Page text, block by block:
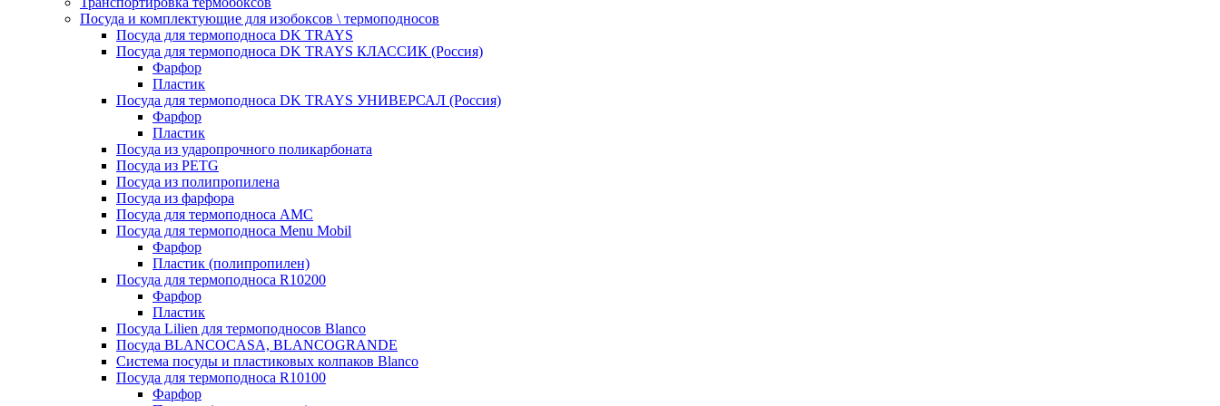
Посуда и комплектующие для изобоксов \ термоподносов
Посуда для термоподноса DK TRAYS
Посуда для термоподноса DK TRAYS КЛАССИК (Россия)
Фарфор
Пластик
Посуда для термоподноса DK TRAYS УНИВЕРСАЛ (Россия)
Фарфор
Пластик
Посуда из ударопрочного поликарбоната
Посуда из PETG
Посуда из полипропилена
Посуда из фарфора
Посуда для термоподноса AMC
Посуда для термоподноса Menu Mobil
Фарфор
Пластик (полипропилен)
Посуда для термоподноса R10200
Фарфор
Пластик
Посуда Lilien для термоподносов Blanco
Посуда BLANCOCASA, BLANCOGRANDE
Система посуды и пластиковых колпаков Blanco
Посуда для термоподноса R10100
Фарфор